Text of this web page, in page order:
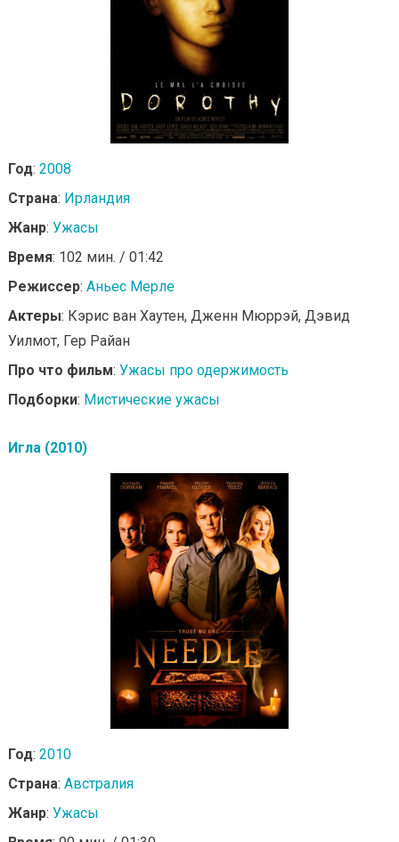
Год: 2008
Страна: Ирландия
Жанр: Ужасы
Время: 102 мин. / 01:42
Режиссер: Аньес Мерле
Актеры: Кэрис ван Хаутен, Дженн Мюррэй, Дэвид
Уилмот, Гер Райан
Про что фильм: Ужасы про одержимость
Подборки: Мистические ужасы
Игла (2010)
Год: 2010
Страна: Австралия
Жанр: Ужасы